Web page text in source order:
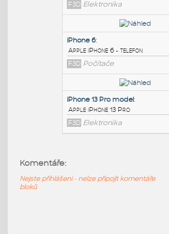
Apple iPhone 5s - 2D
DWG Elektronika
iPhone 15 Pro slim case
Obal na Apple iPhone 15
F3D Elektronika
Komentáře:
Nejste přihlášeni - nelze připojit komentáře
bloků